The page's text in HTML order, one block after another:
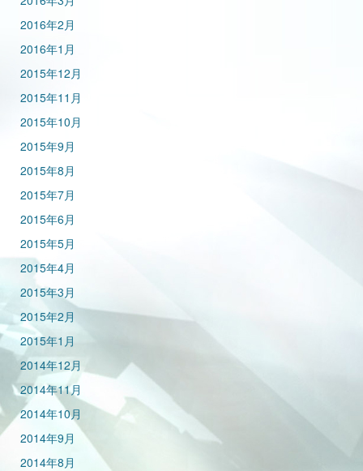
2016年2月
2016年1月
2015年12月
2015年11月
2015年10月
2015年9月
2015年8月
2015年7月
2015年6月
2015年5月
2015年4月
2015年3月
2015年2月
2015年1月
2014年12月
2014年11月
2014年10月
2014年9月
2014年8月